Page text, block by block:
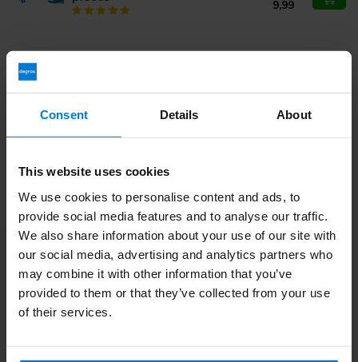
Consent Details About
This website uses cookies
We use cookies to personalise content and ads, to
provide social media features and to analyse our traffic.
We also share information about your use of our site with
our social media, advertising and analytics partners who
may combine it with other information that you’ve
provided to them or that they’ve collected from your use
of their services.
9,99
Vous avez des questions sur ce produit ?
Ou avez-vous besoin d'aide pour votre commande?
Contactez notre
Service clientou appelez
+ 31 (0)30 203
Vu(s) récemment
-6%